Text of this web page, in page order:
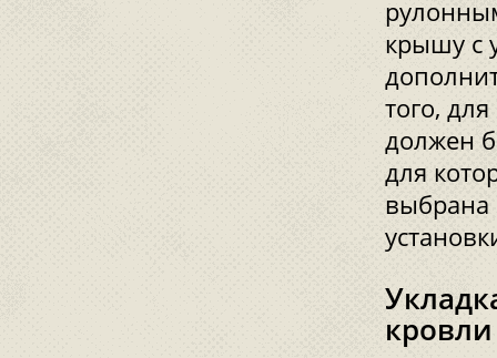
крышу с
того,
должен
для
выбрана
кровли